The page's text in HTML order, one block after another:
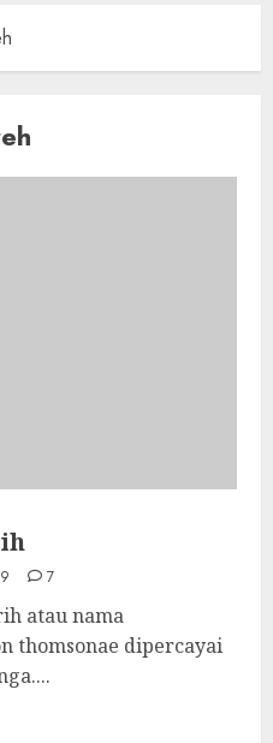
7
atau nama
thomsonae dipercayai